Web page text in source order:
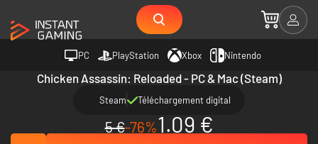
PC PlayStation Xbox Nintendo
Chicken Assassin: Reloaded - PC & Mac (Steam)
Steam Téléchargement digital
5 €-76%1.09 €